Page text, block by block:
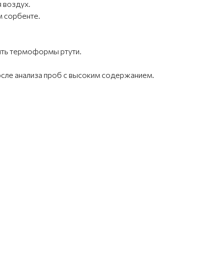
сорбенте.
термоформы ртути.
анализа проб с высоким содержанием.